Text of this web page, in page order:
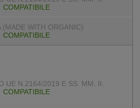
COMPATIBILE
COMPATIBILE
COMPATIBILE